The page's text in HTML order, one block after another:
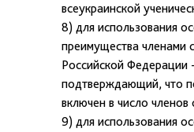
всеукраинской
8) для использования
преимущества членами
Российской Федерации
подтверждающий, что
включен в число
9) для использования